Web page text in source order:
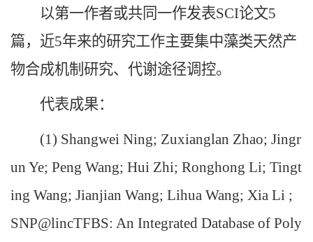
以第一作者或共同一作发表SCI论文5
篇，近5年来的研究工作主要集中藻类天然产
物合成机制研究、代谢途径调控。
代表成果：
(1) Shangwei Ning; Zuxianglan Zhao; Jingr
un Ye; Peng Wang; Hui Zhi; Ronghong Li; Tingt
ing Wang; Jianjian Wang; Lihua Wang; Xia Li ;
SNP@lincTFBS: An Integrated Database of Poly